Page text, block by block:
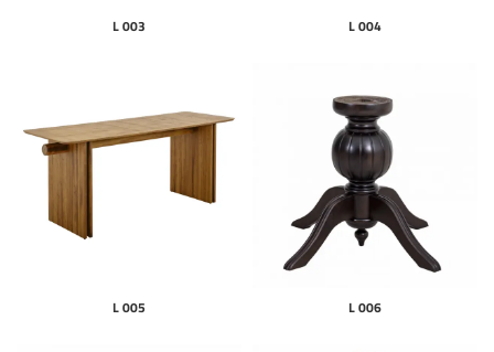
L 003 L 004
L 005 L 006